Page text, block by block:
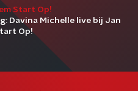
Start Op!
Davina Michelle live bij Jan
Op!